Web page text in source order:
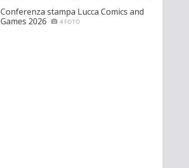
Conferenza stampa Lucca Comics and
Games 2026
4 FOTO